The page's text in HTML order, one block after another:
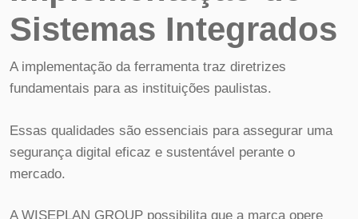
Sistemas Integrados
A implementação da ferramenta traz diretrizes
fundamentais para as instituições paulistas.
Essas qualidades são essenciais para assegurar uma
segurança digital eficaz e sustentável perante o
mercado.
A WISEPLAN GROUP possibilita que a marca opere